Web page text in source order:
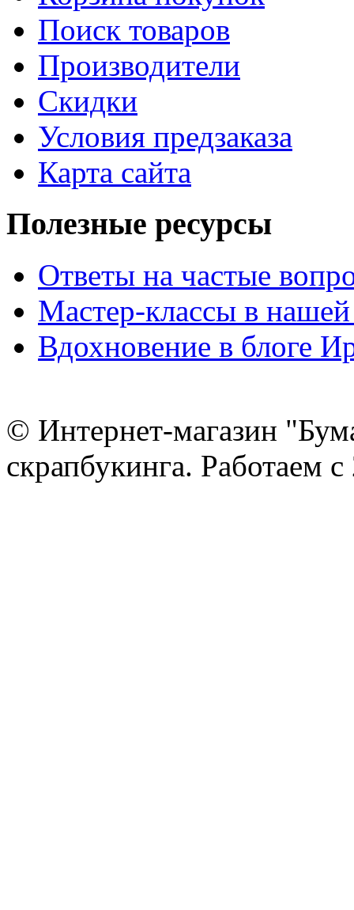
Поиск товаров
Производители
Скидки
Условия предзаказа
Карта сайта
Полезные ресурсы
Ответы на частые
Мастер-классы в нашей
Вдохновение в блоге
© Интернет-магазин
скрапбукинга. Работаем с